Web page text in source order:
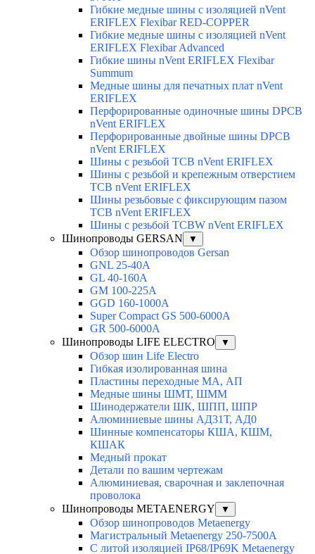
Гибкие медные шины с изоляцией nVent
ERIFLEX Flexibar RED-COPPER
Гибкие медные шины с изоляцией nVent
ERIFLEX Flexibar Advanced
Гибкие шины nVent ERIFLEX Flexibar
Summum
Медные шины для печатных плат nVent
ERIFLEX
Перфорированные одиночные шины DPCB
nVent ERIFLEX
Перфорированные двойные шины DPCB
nVent ERIFLEX
Шины с резьбой TCB nVent ERIFLEX
Шины с резьбой и крепежным отверстием
TCB nVent ERIFLEX
Шины резьбовые с фиксирующим пазом
TCB nVent ERIFLEX
Шины с резьбой TCBW nVent ERIFLEX
Шинопроводы GERSAN
▼
Обзор шинопроводов Gersan
GNL 25-40A
GL 40-160A
GM 100-225A
GGD 160-1000A
Super Compact GS 500-6000A
GR 500-6000A
Шинопроводы LIFE ELECTRO
▼
Обзор шин Life Electro
Гибкая изолированная шина
Пластины переходные МА, АП
Медные шины ШМТ, ШММ
Шинодержатели ШК, ШПП, ШПР
Алюминиевые шины АД31Т, АД0
Шинные компенсаторы КША, КШМ,
КШАК
Медный прокат
Детали по вашим чертежам
Алюминиевая, cварочная и заклепочная
проволока
Шинопроводы METAENERGY
▼
Обзор шинопроводов Metaenergy
Магистральный Metaenergy 250-7500A
С литой изоляцией IP68/IP69K Metaenergy